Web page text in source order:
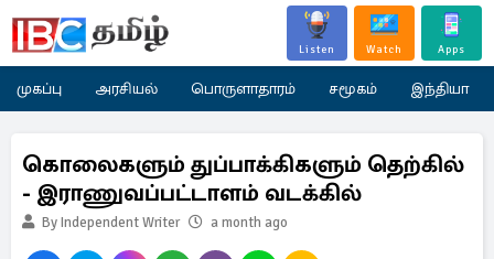
Listen Watch Apps
முகப்பு அரசியல் பொருளாதாரம் சமூகம் இந்தியா
கொலைகளும் துப்பாக்கிகளும் தெற்கில்
- இராணுவப்பட்டாளம் வடக்கில்
By Independent Writer a month ago